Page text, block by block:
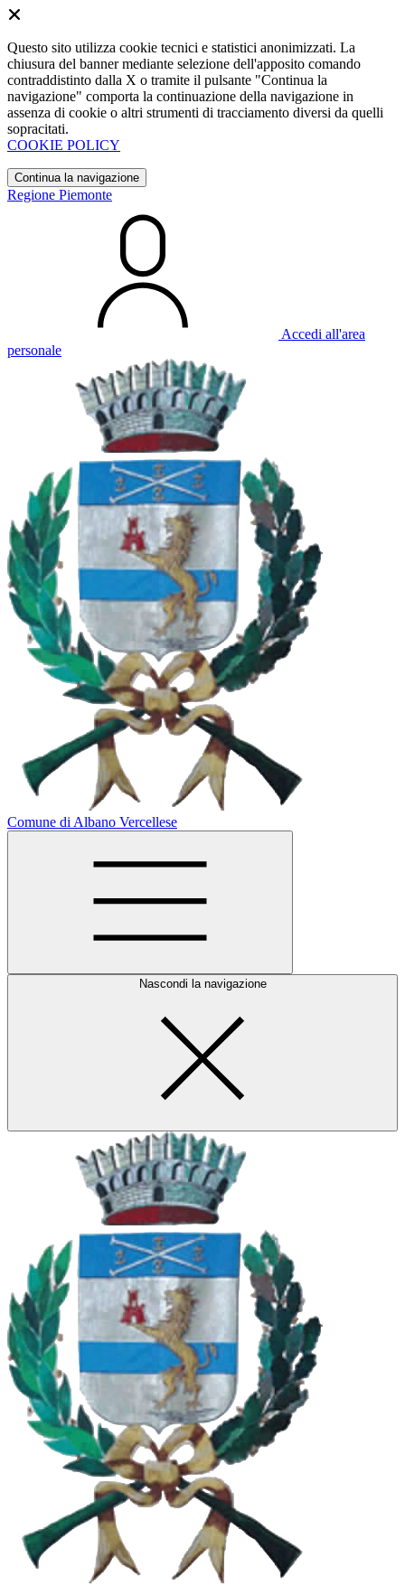
Questo sito utilizza cookie tecnici e statistici anonimizzati. La
chiusura del banner mediante selezione dell'apposito comando
contraddistinto dalla X o tramite il pulsante "Continua la
navigazione" comporta la continuazione della navigazione in
assenza di cookie o altri strumenti di tracciamento diversi da quelli
sopracitati.
COOKIE POLICY
Continua la navigazione
Regione Piemonte
Accedi all'area
personale
Comune di Albano Vercellese
Nascondi la navigazione